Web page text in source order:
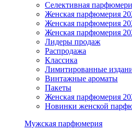
Селективная
Женская парфюмерия
Женская парфюмерия
Женская парфюмерия
Лидеры продаж
Распродажа
Классика
Лимитированные
Винтажные ароматы
Пакеты
Женская парфюмерия
Новинки женской
Мужская парфюмерия